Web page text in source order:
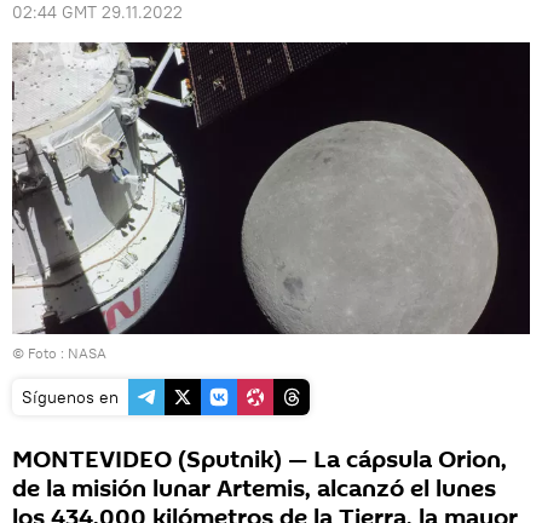
02:44 GMT 29.11.2022
© Foto : NASA
Síguenos en
MONTEVIDEO (Sputnik) — La cápsula Orion,
de la misión lunar Artemis, alcanzó el lunes